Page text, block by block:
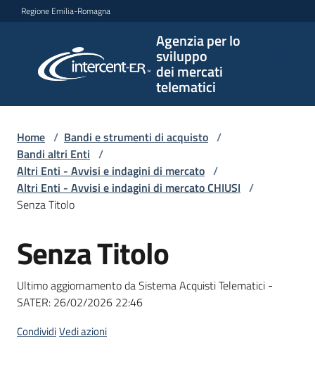
Vai al contenuto
Vai alla navigazione
Vai al footer
Regione Emilia-Romagna
Agenzia per lo
sviluppo
dei mercati
telematici
per lo
sviluppo
telematici
L'Agenzia
Bandi
strumenti
di
acquisto
Home / Bandi e strumenti di acquisto /
Bandi altri Enti /
Altri Enti - Avvisi e indagini di mercato /
Altri Enti - Avvisi e indagini di mercato CHIUSI /
Senza Titolo
Salta al contenuto
Senza Titolo
Ultimo aggiornamento da Sistema Acquisti Telematici -
SATER: 26/02/2026 22:46
CondividiVedi azioni